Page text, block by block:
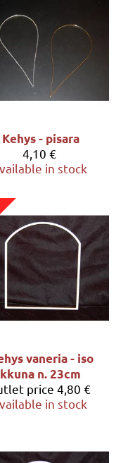
Kehys - pisara
4,10 €
in stock
vaneria - iso
n. 23cm
price 4,80 €
in stock